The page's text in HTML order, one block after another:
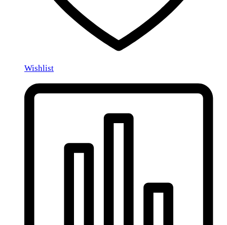
Wishlist